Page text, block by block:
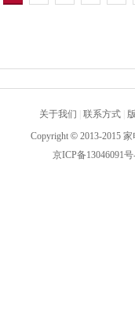
关于我们 联系方式
Copyright © 2013-2015
京ICP备13046091号